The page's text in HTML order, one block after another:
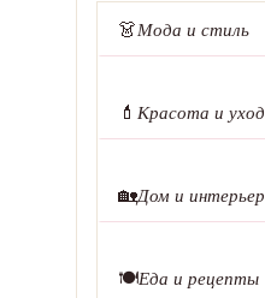
👗Мода и стиль
💄 Красота и уход
🏡Дом и интерьер
🍽️Еда и рецепты